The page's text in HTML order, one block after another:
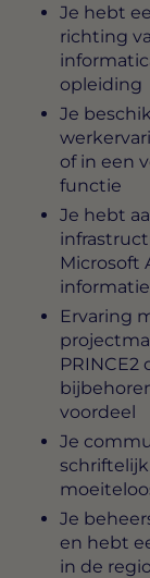
Je hebt
richting
opleiding
Je
of in een
functie
Je hebt
Microsoft
Ervaring
PRINCE2
voordeel
Je
Je
en hebt
in de